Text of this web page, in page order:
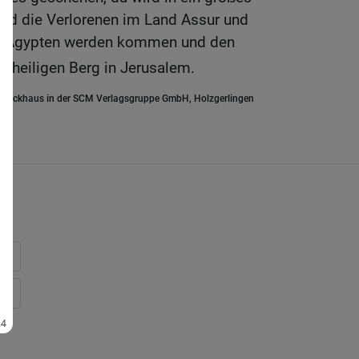
die Verlorenen im Land Assur und
werden kommen und den
heiligen Berg in Jerusalem.
in der SCM Verlagsgruppe GmbH, Holzgerlingen